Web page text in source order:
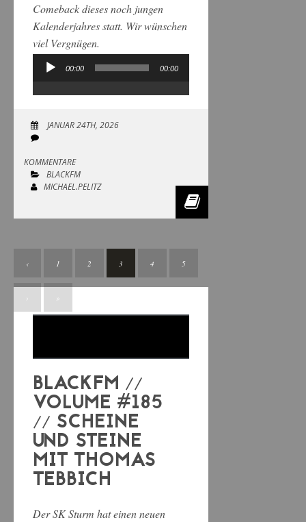
Comeback dieses noch jungen
Kalenderjahres statt. Wir wünschen
viel Vergnügen.
Audio-
00:00 00:00
JANUAR 24TH, 2026
KOMMENTARE
BLACKFM
MICHAEL.PELITZ
‹ 1 2 3 4 5
› »
BLACKFM //
VOLUME #185
// SCHEINE
UND STEINE
MIT THOMAS
TEBBICH
Der SK Sturm hat einen neuen